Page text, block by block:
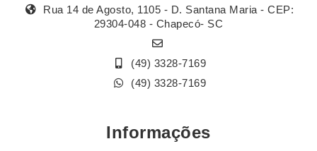
Rua 14 de Agosto, 1105 - D. Santana Maria - CEP:
29304-048 - Chapecó- SC
(49) 3328-7169
(49) 3328-7169
Informações